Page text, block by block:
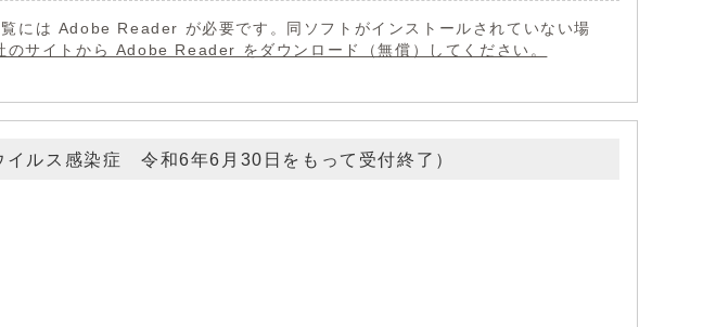
には Adobe Reader が必要です。同ソフトがインストールされていない場
のサイトから Adobe Reader をダウンロード（無償）してください。
ルス感染症 令和6年6月30日をもって受付終了）